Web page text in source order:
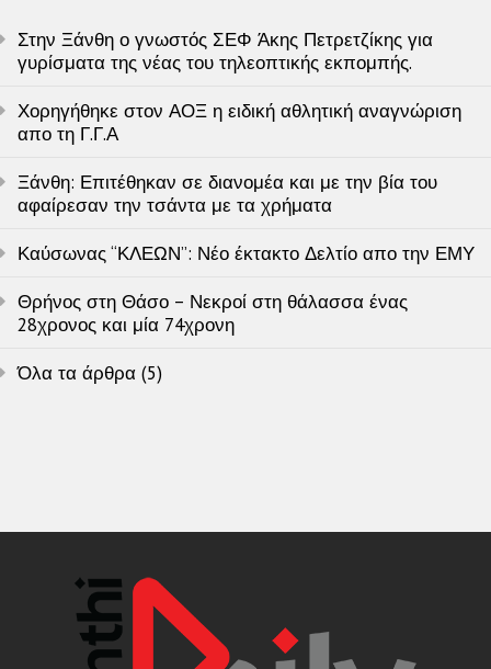
Στην Ξάνθη ο γνωστός ΣΕΦ Άκης Πετρετζίκης για
γυρίσματα της νέας του τηλεοπτικής εκπομπής.
Χορηγήθηκε στον ΑΟΞ η ειδική αθλητική αναγνώριση
απο τη Γ.Γ.Α
Ξάνθη: Επιτέθηκαν σε διανομέα και με την βία του
αφαίρεσαν την τσάντα με τα χρήματα
Καύσωνας “ΚΛΕΩΝ”: Νέο έκτακτο Δελτίο απο την ΕΜΥ
Θρήνος στη Θάσο – Νεκροί στη θάλασσα ένας
28χρονος και μία 74χρονη
Όλα τα άρθρα (5)